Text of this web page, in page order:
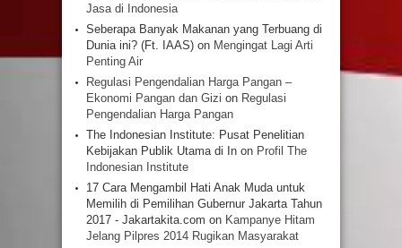
Jasa di Indonesia
Seberapa Banyak Makanan yang Terbuang di
Dunia ini? (Ft. IAAS) on Mengingat Lagi Arti
Penting Air
Regulasi Pengendalian Harga Pangan –
Ekonomi Pangan dan Gizi on Regulasi
Pengendalian Harga Pangan
The Indonesian Institute: Pusat Penelitian
Kebijakan Publik Utama di In on Profil The
Indonesian Institute
17 Cara Mengambil Hati Anak Muda untuk
Memilih di Pemilihan Gubernur Jakarta Tahun
2017 - Jakartakita.com on Kampanye Hitam
Jelang Pilpres 2014 Rugikan Masyarakat